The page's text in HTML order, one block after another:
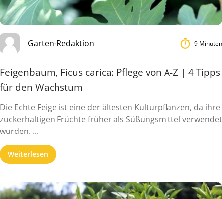
Garten-Redaktion 9 Minuten
Feigenbaum, Ficus carica: Pflege von A-Z | 4 Tipps
für den Wachstum
Die Echte Feige ist eine der ältesten Kulturpflanzen, da ihre
zuckerhaltigen Früchte früher als Süßungsmittel verwendet
wurden. ...
Weiterlesen